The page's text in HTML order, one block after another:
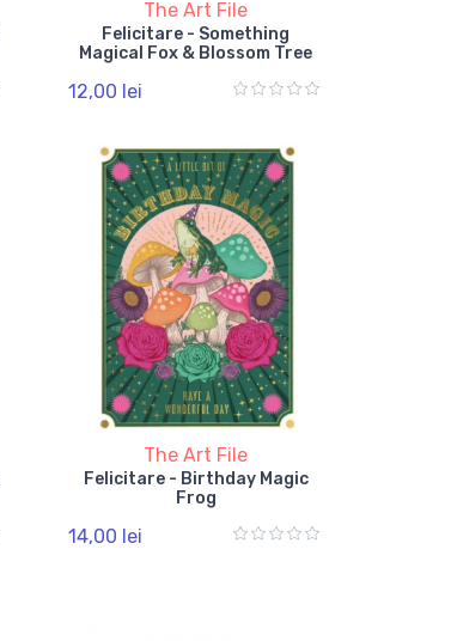
The Art File
Felicitare - Something
Magical Fox & Blossom Tree
12,00 lei
The Art File
Felicitare - Birthday Magic
Frog
14,00 lei